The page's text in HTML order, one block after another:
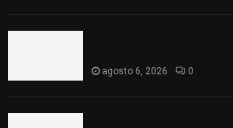
agosto 6, 2026 0